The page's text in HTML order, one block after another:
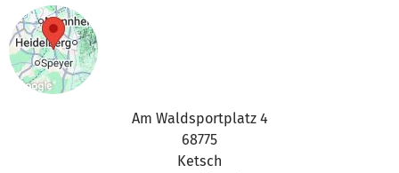
Am Waldsportplatz 4
68775
Ketsch